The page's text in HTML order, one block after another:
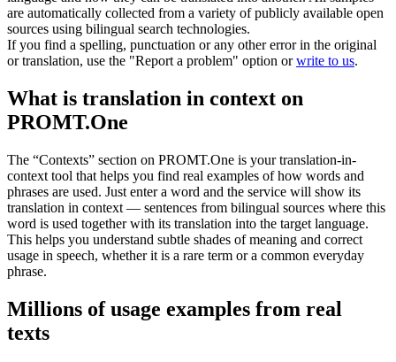
are automatically collected from a variety of publicly available open
sources using bilingual search technologies.
If you find a spelling, punctuation or any other error in the original
or translation, use the "Report a problem" option orwrite to us.
What is translation in context on
PROMT.One
The “Contexts” section on PROMT.One is your translation-in-
context tool that helps you find real examples of how words and
phrases are used. Just enter a word and the service will show its
translation in context — sentences from bilingual sources where this
word is used together with its translation into the target language.
This helps you understand subtle shades of meaning and correct
usage in speech, whether it is a rare term or a common everyday
phrase.
Millions of usage examples from real
texts